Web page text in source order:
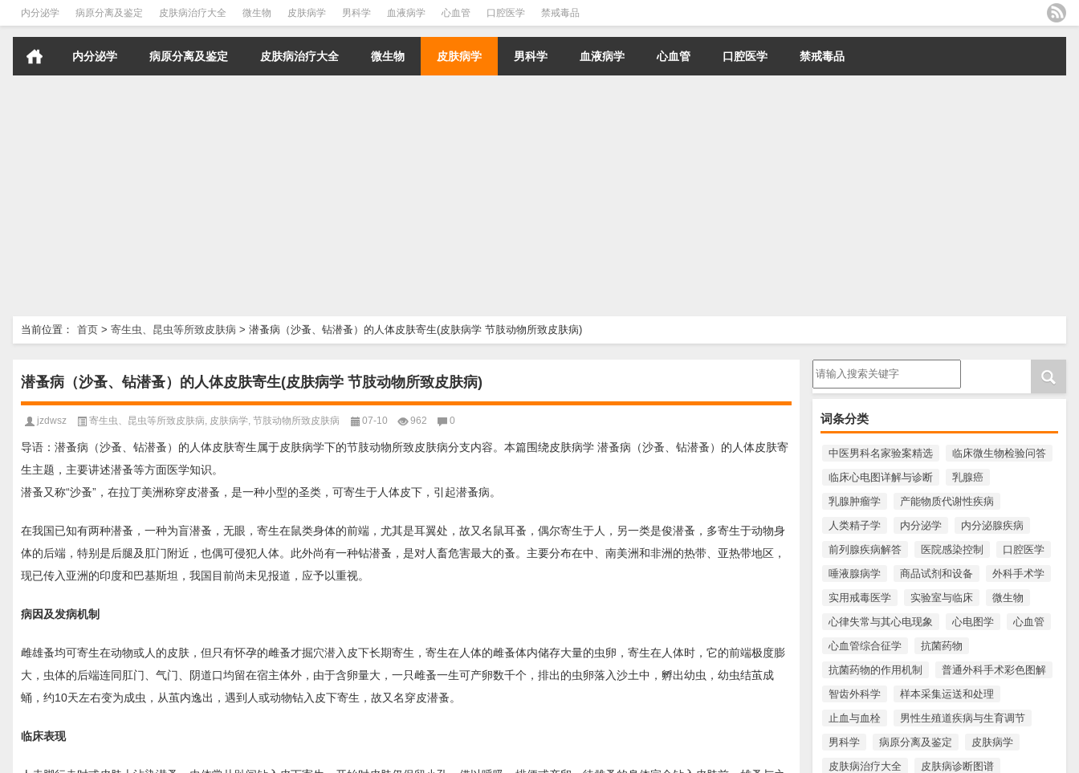
内分泌学 病原分离及鉴定 皮肤病治疗大全 微生物 皮肤病学 男科学 血液病学 心血管 口腔医学 禁戒毒品
内分泌学 病原分离及鉴定 皮肤病治疗大全 微生物 皮肤病学 男科学 血液病学 心血管 口腔医学 禁戒毒品
当前位置： 首页 > 寄生虫、昆虫等所致皮肤病 > 潜蚤病（沙蚤、钻潜蚤）的人体皮肤寄生(皮肤病学 节肢动物所致皮肤病)
词条分类
中医男科名家验案精选
临床微生物检验问答
临床心电图详解与诊断
乳腺癌
乳腺肿瘤学
产能物质代谢性疾病
人类精子学
内分泌学
内分泌腺疾病
前列腺疾病解答
医院感染控制
口腔医学
唾液腺病学
商品试剂和设备
外科手术学
实用戒毒医学
实验室与临床
微生物
心律失常与其心电现象
心电图学
心血管
心血管综合征学
抗菌药物
抗菌药物的作用机制
普通外科手术彩色图解
智齿外科学
样本采集运送和处理
止血与血栓
男性生殖道疾病与生育调节
男科学
病原分离及鉴定
皮肤病学
皮肤病治疗大全
皮肤病诊断图谱
潜蚤病（沙蚤、钻潜蚤）的人体皮肤寄生(皮肤病学 节肢动物所致皮肤病)
jzdwsz 寄生虫、昆虫等所致皮肤病, 皮肤病学, 节肢动物所致皮肤病 07-10 962 0
导语：潜蚤病（沙蚤、钻潜蚤）的人体皮肤寄生属于皮肤病学下的节肢动物所致皮肤病分支内容。本篇围绕皮肤病学 潜蚤病（沙蚤、钻潜蚤）的人体皮肤寄
生主题，主要讲述潜蚤等方面医学知识。
潜蚤又称“沙蚤”，在拉丁美洲称穿皮潜蚤，是一种小型的圣类，可寄生于人体皮下，引起潜蚤病。
在我国已知有两种潜蚤，一种为盲潜蚤，无眼，寄生在鼠类身体的前端，尤其是耳翼处，故又名鼠耳蚤，偶尔寄生于人，另一类是俊潜蚤，多寄生于动物身
体的后端，特别是后腿及肛门附近，也偶可侵犯人体。此外尚有一种钻潜蚤，是对人畜危害最大的蚤。主要分布在中、南美洲和非洲的热带、亚热带地区，
现已传入亚洲的印度和巴基斯坦，我国目前尚未见报道，应予以重视。
病因及发病机制
雌雄蚤均可寄生在动物或人的皮肤，但只有怀孕的雌蚤才掘穴潜入皮下长期寄生，寄生在人体的雌蚤体内储存大量的虫卵，寄生在人体时，它的前端极度膨
大，虫体的后端连同肛门、气门、阴道口均留在宿主体外，由于含卵量大，一只雌蚤一生可产卵数千个，排出的虫卵落入沙土中，孵出幼虫，幼虫结茧成
蛹，约10天左右变为成虫，从茧内逸出，遇到人或动物钻入皮下寄生，故又名穿皮潜蚤。
临床表现